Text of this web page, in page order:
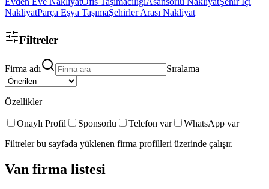
NakliyatParça Eşya TaşımaŞehirler Arası Nakliyat
Filtreler
Firma adı Sıralama
Özellikler
Onaylı Profil Sponsorlu Telefon var
WhatsApp var
Filtreler bu sayfada yüklenen firma profilleri üzerinde çalışır.
Van firma listesi